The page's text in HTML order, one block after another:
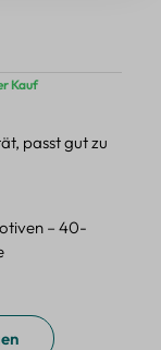
Kauf
passt gut zu
– 40-